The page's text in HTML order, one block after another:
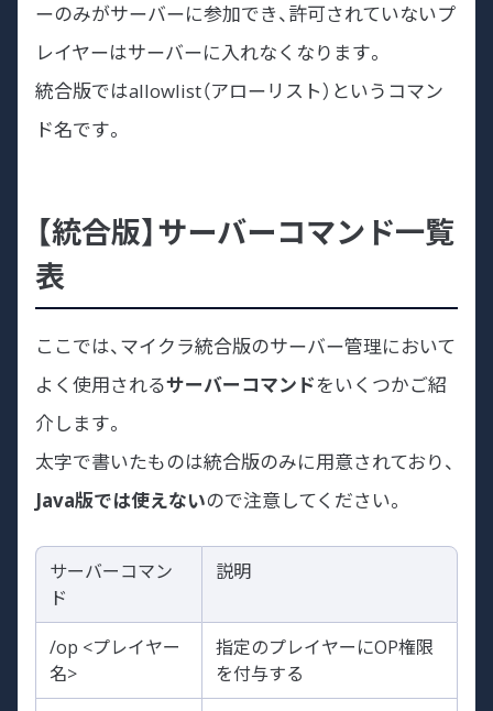
ーのみがサーバーに参加でき、許可されていないプ
レイヤーはサーバーに入れなくなります。
統合版ではallowlist（アローリスト）というコマン
ド名です。
【統合版】サーバーコマンド一覧
表
ここでは、マイクラ統合版のサーバー管理において
よく使用されるサーバーコマンドをいくつかご紹
介します。
太字で書いたものは統合版のみに用意されており、
Java版では使えないので注意してください。
サーバーコマン
ド
説明
/op <プレイヤー
名>
指定のプレイヤーにOP権限
を付与する